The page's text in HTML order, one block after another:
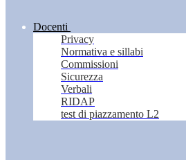
Docenti
Privacy
Normativa e sillabi
Commissioni
Sicurezza
Verbali
RIDAP
test di piazzamento L2